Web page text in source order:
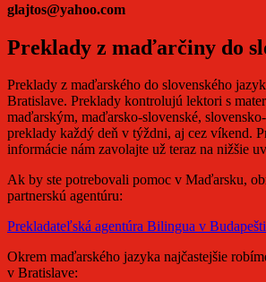
glajtos@yahoo.com
Preklady z maďarčiny do
Preklady z maďarského do slovenského
Bratislave. Preklady kontrolujú lektori s
maďarským, maďarsko-slovenské,
preklady každý deň v týždni, aj cez víkend.
informácie nám zavolajte už teraz na nižšie
Ak by ste potrebovali pomoc v Maďarsku,
partnerskú agentúru:
Prekladateľská agentúra Bilingua v Budapešti
Okrem maďarského jazyka najčastejšie
v Bratislave: